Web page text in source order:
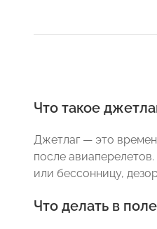
Что такое
Джетлаг — это
после
или бессонницу,
Что делать в